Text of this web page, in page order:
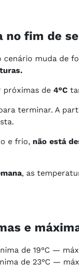
no fim de
cenário muda de
próximas de 4°C
terminar. A
e frio, não está
, as
e
de 19°C —
de 23°C —